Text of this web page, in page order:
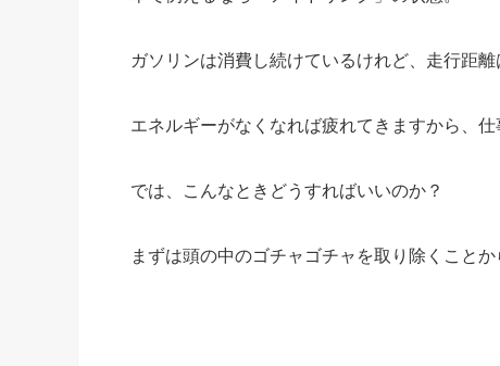
ガソリンは消費し続けているけれど、走行距
エネルギーがなくなれば疲れてきますから、
では、こんなときどうすればいいのか？
まずは頭の中のゴチャゴチャを取り除くことか